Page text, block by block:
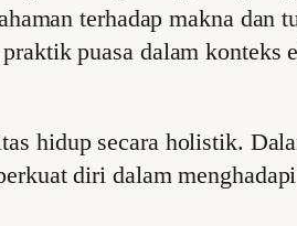
terhadap makna dan
puasa dalam konteks
hidup secara holistik.
diri dalam